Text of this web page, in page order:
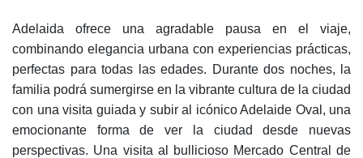
Adelaida ofrece una agradable pausa en el viaje,
combinando elegancia urbana con experiencias prácticas,
perfectas para todas las edades. Durante dos noches, la
familia podrá sumergirse en la vibrante cultura de la ciudad
con una visita guiada y subir al icónico Adelaide Oval, una
emocionante forma de ver la ciudad desde nuevas
perspectivas. Una visita al bullicioso Mercado Central de